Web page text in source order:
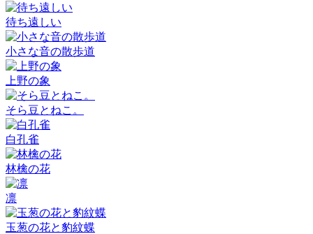
待ち遠しい
小さな音の散歩道
上野の象
そら豆とねこ。
白孔雀
林檎の花
凛
玉葱の花と豹紋蝶